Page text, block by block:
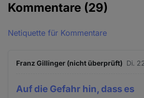
Kommentare (29)
Netiquette für Kommentare
Franz Gillinger (nicht überprüft) Di.
Auf die Gefahr hin, dass es